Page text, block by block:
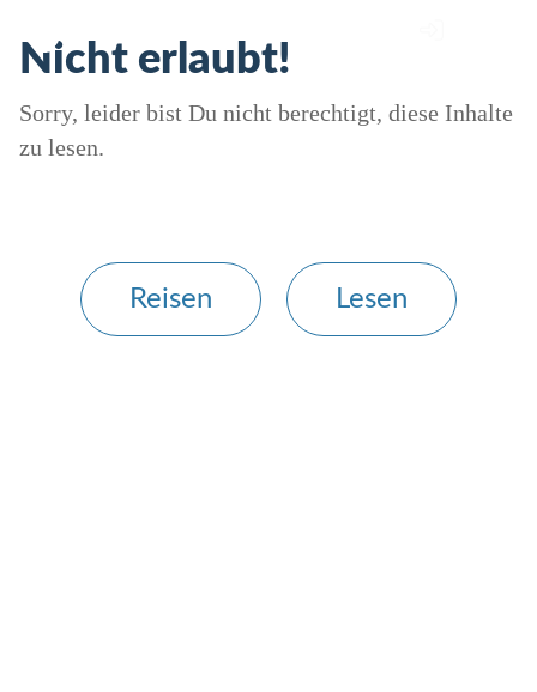
Nicht erlaubt!
Sorry, leider bist Du nicht berechtigt, diese Inhalte
zu lesen.
Reisen Lesen